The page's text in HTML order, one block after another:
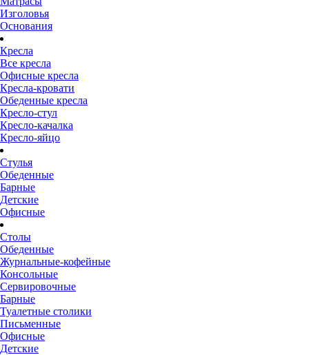
Изголовья
Основания
Кресла
Все кресла
Офисные кресла
Кресла-кровати
Обеденные кресла
Кресло-стул
Кресло-качалка
Кресло-яйцо
Стулья
Обеденные
Барные
Детские
Офисные
Столы
Обеденные
Журнальные-кофейные
Консольные
Сервировочные
Барные
Туалетные столики
Письменные
Офисные
Детские